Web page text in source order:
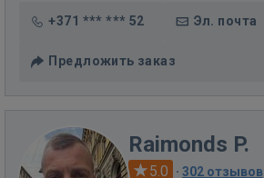
+371 *** *** 52 Эл. почта
Предложить заказ
Raimonds P.
5.0 · 302 отзывов